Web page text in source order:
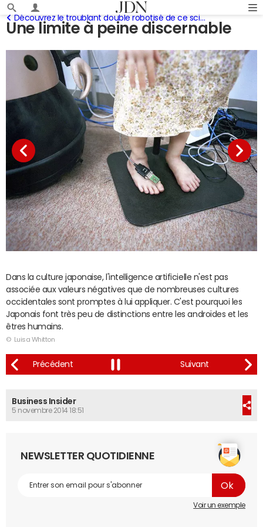
Une limite à peine discernable
Découvrez le troublant double robotisé de ce scientifique japonais
Dans la culture japonaise, l'intelligence artificielle n'est pas
associée aux valeurs négatives que de nombreuses cultures
occidentales sont promptes à lui appliquer. C'est pourquoi les
Japonais font très peu de distinctions entre les androïdes et les
êtres humains.
© Luisa Whitton
Business Insider
5 novembre 2014 18:51
NEWSLETTER QUOTIDIENNE
Voir un exemple